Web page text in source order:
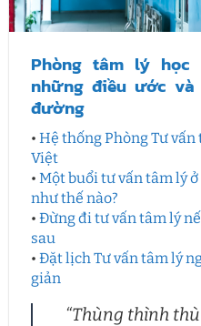
Phòng tâm lý
những điều ước
đường
• Hệ thống Phòng Tư
Việt
• Một buổi tư vấn tâm lý
như thế nào?
• Đừng đi tư vấn tâm lý
sau
• Đặt lịch Tư vấn tâm lý
giản
“Thùng thình